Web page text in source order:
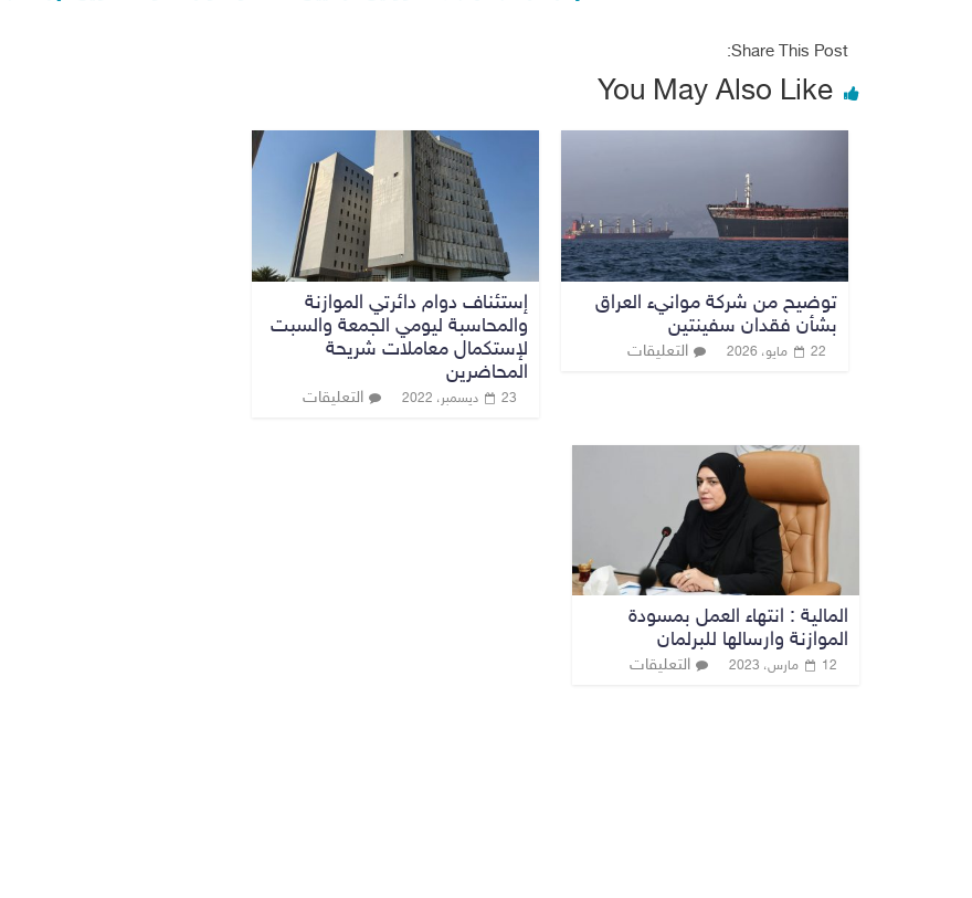
Share This Post:
You May Also Like
توضيح من شركة موانيء العراق
بشأن فقدان سفينتين
22 مايو، 2026 التعليقات
إستئناف دوام دائرتي الموازنة
والمحاسبة ليومي الجمعة والسبت
لإستكمال معاملات شريحة
المحاضرين
23 ديسمبر، 2022 التعليقات
المالية : انتهاء العمل بمسودة
الموازنة وارسالها للبرلمان
12 مارس، 2023 التعليقات